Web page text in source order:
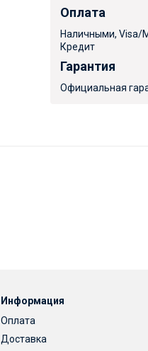
Оплата
Наличными, Visa/
Кредит
Гарантия
Официальная
Информация
Оплата
Доставка